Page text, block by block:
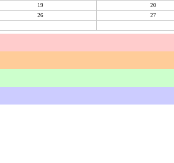
19
20
26
27